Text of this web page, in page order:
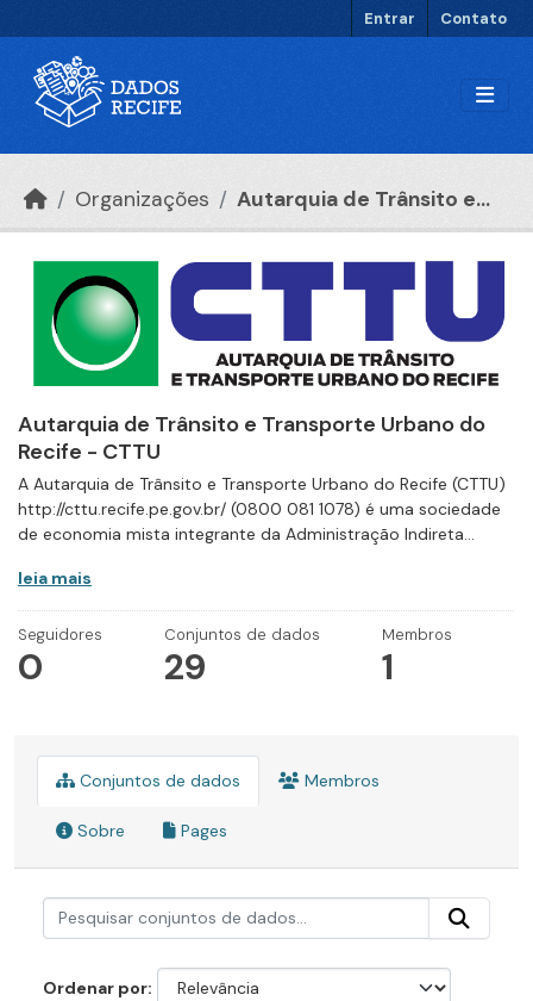
Entrar Contato
Organizações Autarquia de Trânsito e...
Autarquia de Trânsito e Transporte Urbano do
Recife - CTTU
A Autarquia de Trânsito e Transporte Urbano do Recife (CTTU)
http://cttu.recife.pe.gov.br/ (0800 081 1078) é uma sociedade
de economia mista integrante da Administração Indireta...
leia mais
Seguidores
0
Conjuntos de dados
29
Membros
1
Conjuntos de dados Membros
Sobre Pages
Ordenar por